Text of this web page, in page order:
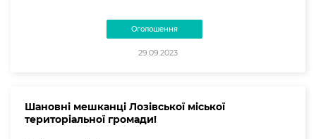
Оголошення
29.09.2023
Шановні мешканці Лозівської міської
територіальної громади!